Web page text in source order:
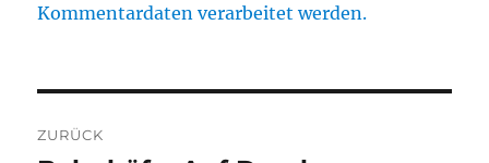
Kommentardaten verarbeitet werden.
ZURÜCK